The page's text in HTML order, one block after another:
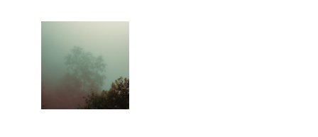
multiple
variants.
The
options